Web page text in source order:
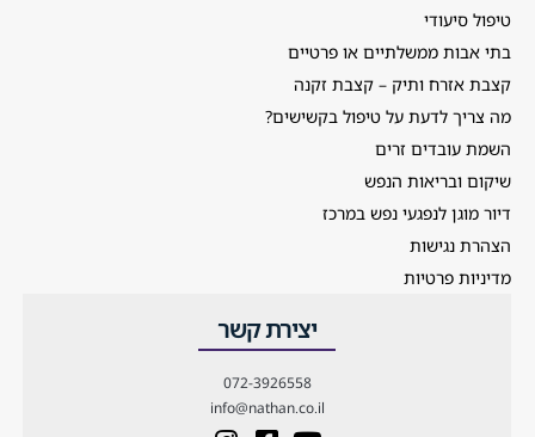
טיפול סיעודי
בתי אבות ממשלתיים או פרטיים
קצבת אזרח ותיק – קצבת זקנה
מה צריך לדעת על טיפול בקשישים?
השמת עובדים זרים
שיקום ובריאות הנפש
דיור מוגן לנפגעי נפש במרכז
הצהרת נגישות
מדיניות פרטיות
יצירת קשר
072-3926558
info@nathan.co.il